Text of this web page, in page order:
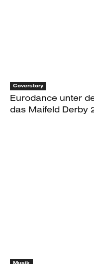
Coverstory
Eurodance unter
das Maifeld Derby
Musik